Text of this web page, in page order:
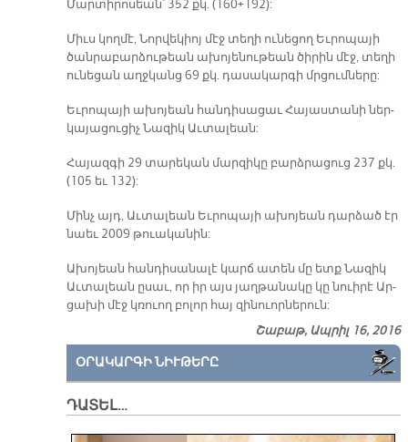
Մար­տի­րո­սեան՝ 352 քկ. (160+192):
Միւս կողմէ, Նոր­վե­կիոյ մէջ տե­ղի ու­նե­ցող Եւ­րո­պա­յի
ծան­րա­բար­ձու­թեան ա­խո­յե­նու­թեան ծի­րին մէջ, տե­ղի
ու­նե­ցան աղջ­կանց 69 քկ. դա­սա­կար­գի մրցում­նե­րը:
Եւ­րո­պա­յի ա­խո­յեան հան­դի­սա­ցաւ Հա­յաս­տա­նի ներ­
կա­յա­ցու­ցիչ Նա­զիկ Աւ­տա­լեան:
Հա­յազ­գի 29 տա­րե­կան մար­զի­կը բարձ­րա­ցուց 237 քկ.
(105 եւ 132):
Մինչ այդ, Աւ­տա­լեան Եւ­րո­պա­յի ա­խո­յեան դար­ձած էր
նաեւ 2009 թուա­կա­նին:
Ա­խո­յեան հան­դի­սա­նա­լէ կարճ ա­տեն մը ետք Նա­զիկ
Աւ­տա­լեան ը­սաւ, որ իր այս յաղ­թա­նա­կը կը նուի­րէ Ար­
ցա­խի մէջ կռուող բո­լոր հայ զի­նուոր­նե­րուն:
Շաբաթ, Ապրիլ 16, 2016
ՕՐԱԿԱՐԳԻ ՆԻՒԹԵՐԸ
ԴԱՏԵԼ…